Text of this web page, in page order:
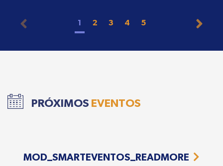
1 2 3 4 5
PRÓXIMOS EVENTOS
MOD_SMARTEVENTOS_READMORE